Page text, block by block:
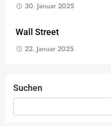
30. Januar 2025
Wall Street
22. Januar 2025
Suchen